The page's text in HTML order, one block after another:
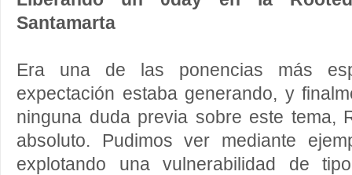
Santamarta
Era una de las ponencias más
expectación estaba generando, y
ninguna duda previa sobre este tema,
absoluto. Pudimos ver mediante
explotando una vulnerabilidad de